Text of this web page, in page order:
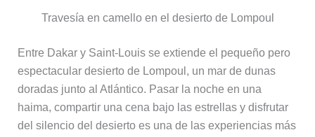
Travesía en camello en el desierto de Lompoul
Entre Dakar y Saint-Louis se extiende el pequeño pero
espectacular desierto de Lompoul, un mar de dunas
doradas junto al Atlántico. Pasar la noche en una
haima, compartir una cena bajo las estrellas y disfrutar
del silencio del desierto es una de las experiencias más